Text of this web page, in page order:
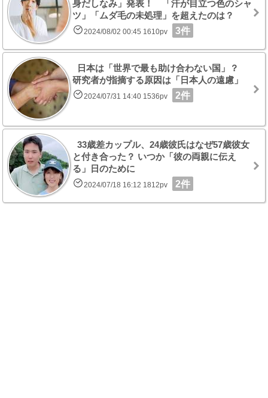
身だしなみ」発表！ 「汗が目立つ色のシャ
ツ」「ムダ毛の未処理」を超えたのは？
2024/08/02 00:45 1610pv 3件
日本は「世界で最も助け合わない国」？
研究者が指摘する原因は「日本人の遠慮」
2024/07/31 14:40 1536pv 2件
33歳差カップル、24歳彼氏はなぜ57歳彼女
と付き合った？ いつか「彼の両親に伝え
る」日のために
2024/07/18 16:12 1812pv 2件